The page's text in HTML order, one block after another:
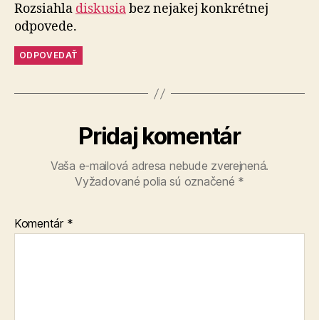
Rozsiahla diskusiabez nejakej konkrétnej
odpovede.
ODPOVEDAŤ
Pridaj komentár
Vaša e-mailová adresa nebude zverejnená.
Vyžadované polia sú označené *
Komentár *